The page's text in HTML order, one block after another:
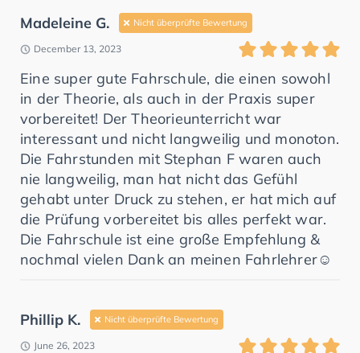
Madeleine G. Nicht überprüfte Bewertung
December 13, 2023
Eine super gute Fahrschule, die einen sowohl
in der Theorie, als auch in der Praxis super
vorbereitet! Der Theorieunterricht war
interessant und nicht langweilig und monoton.
Die Fahrstunden mit Stephan F waren auch
nie langweilig, man hat nicht das Gefühl
gehabt unter Druck zu stehen, er hat mich auf
die Prüfung vorbereitet bis alles perfekt war.
Die Fahrschule ist eine große Empfehlung &
nochmal vielen Dank an meinen Fahrlehrer☺️
Phillip K. Nicht überprüfte Bewertung
June 26, 2023